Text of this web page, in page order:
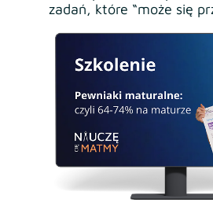
zadań, które “może się